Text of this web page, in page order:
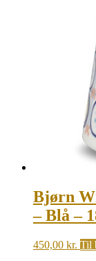
Bjørn
– Blå –
450,00 kr. Til